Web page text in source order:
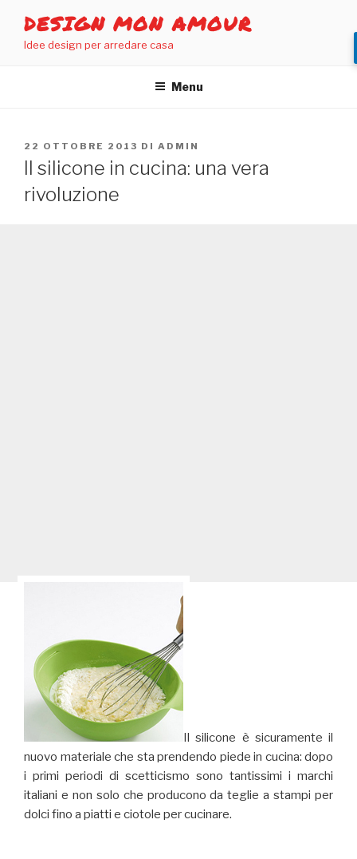
contenuto
DESIGN MON AMOUR
Idee design per arredare casa
Menu
PUBBLICATO
IL
22 OTTOBRE 2013 DI ADMIN
Il silicone in cucina: una vera
rivoluzione
Il silicone è sicuramente il
nuovo materiale che sta prendendo piede in cucina: dopo
i primi periodi di scetticismo sono tantissimi i marchi
italiani e non solo che producono da teglie a stampi per
dolci fino a piatti e ciotole per cucinare.